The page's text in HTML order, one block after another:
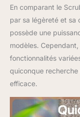
En comparant le
par sa légèreté et sa
possède une
modèles.
fonctionnalités
quiconque
efficace.